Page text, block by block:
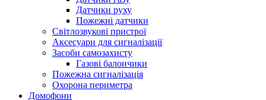
Датчики руху
Пожежні датчики
Світлозвукові пристрої
Аксесуари для сигналізації
Засоби самозахисту
Газові балончики
Пожежна сигналізація
Охорона периметра
Домофони